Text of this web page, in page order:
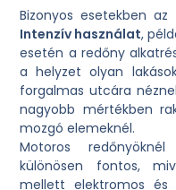
Bizonyos esetekben
Intenzív használat,
esetén a redőny
a helyzet olyan
forgalmas utcára
nagyobb mértékben
mozgó elemeknél.
Motoros
különösen fontos,
mellett elektromos és